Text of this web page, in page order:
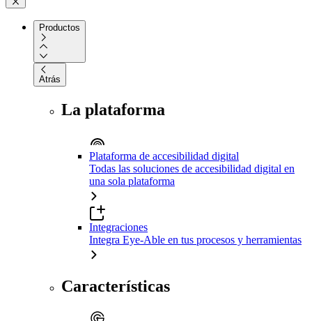
Productos
Atrás
La plataforma
Plataforma de accesibilidad digital
Todas las soluciones de accesibilidad digital en
una sola plataforma
Integraciones
Integra Eye-Able en tus procesos y herramientas
Características